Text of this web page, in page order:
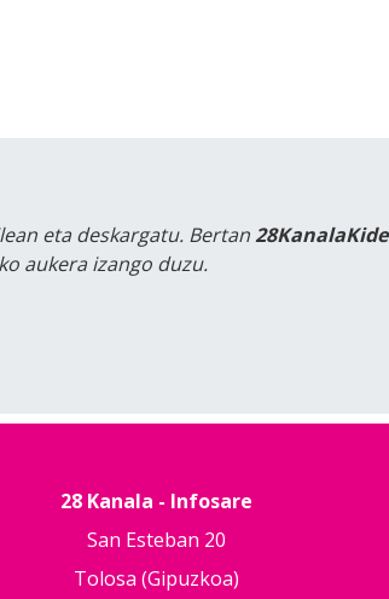
eta deskargatu. Bertan28KanalaKide
aukera izango duzu.
28 Kanala - Infosare
San Esteban 20
Tolosa (Gipuzkoa)